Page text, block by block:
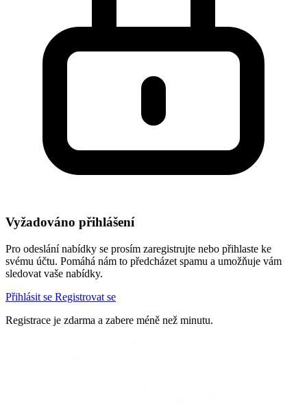
Vyžadováno přihlášení
Pro odeslání nabídky se prosím zaregistrujte nebo přihlaste ke
svému účtu. Pomáhá nám to předcházet spamu a umožňuje vám
sledovat vaše nabídky.
Přihlásit se Registrovat se
Registrace je zdarma a zabere méně než minutu.